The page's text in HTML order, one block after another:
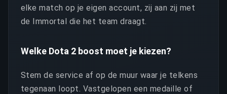
elke match op je eigen account, zij aan zij met
de Immortal die het team draagt.
Welke Dota 2 boost moet je kiezen?
Stem de service af op de muur waar je telkens
tegenaan loopt. Vastgelopen een medaille of